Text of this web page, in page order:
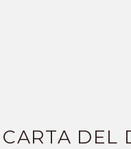
CARTA DEL